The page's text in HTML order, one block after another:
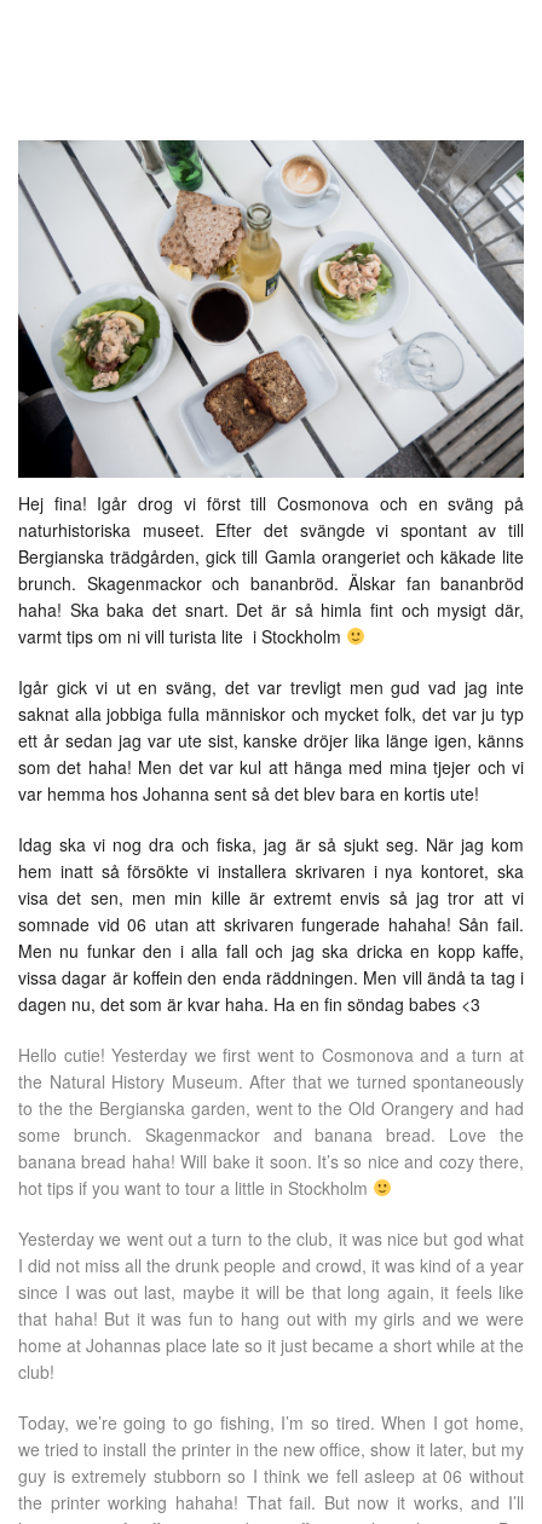
Hej fina! Igår drog vi först till Cosmonova och en sväng på
naturhistoriska museet. Efter det svängde vi spontant av till
Bergianska trädgården, gick till Gamla orangeriet och käkade lite
brunch. Skagenmackor och bananbröd. Älskar fan bananbröd
haha! Ska baka det snart. Det är så himla fint och mysigt där,
varmt tips om ni vill turista lite i Stockholm
Igår gick vi ut en sväng, det var trevligt men gud vad jag inte
saknat alla jobbiga fulla människor och mycket folk, det var ju typ
ett år sedan jag var ute sist, kanske dröjer lika länge igen, känns
som det haha! Men det var kul att hänga med mina tjejer och vi
var hemma hos Johanna sent så det blev bara en kortis ute!
Idag ska vi nog dra och fiska, jag är så sjukt seg. När jag kom
hem inatt så försökte vi installera skrivaren i nya kontoret, ska
visa det sen, men min kille är extremt envis så jag tror att vi
somnade vid 06 utan att skrivaren fungerade hahaha! Sån fail.
Men nu funkar den i alla fall och jag ska dricka en kopp kaffe,
vissa dagar är koffein den enda räddningen. Men vill ändå ta tag i
dagen nu, det som är kvar haha. Ha en fin söndag babes <3
Hello cutie! Yesterday we first went to Cosmonova and a turn at
the Natural History Museum. After that we turned spontaneously
to the the Bergianska garden, went to the Old Orangery and had
some brunch. Skagenmackor and banana bread. Love the
banana bread haha! Will bake it soon. It’s so nice and cozy there,
hot tips if you want to tour a little in Stockholm
Yesterday we went out a turn to the club, it was nice but god what
I did not miss all the drunk people and crowd, it was kind of a year
since I was out last, maybe it will be that long again, it feels like
that haha! But it was fun to hang out with my girls and we were
home at Johannas place late so it just became a short while at the
club!
Today, we’re going to go fishing, I’m so tired. When I got home,
we tried to install the printer in the new office, show it later, but my
guy is extremely stubborn so I think we fell asleep at 06 without
the printer working hahaha! That fail. But now it works, and I’ll